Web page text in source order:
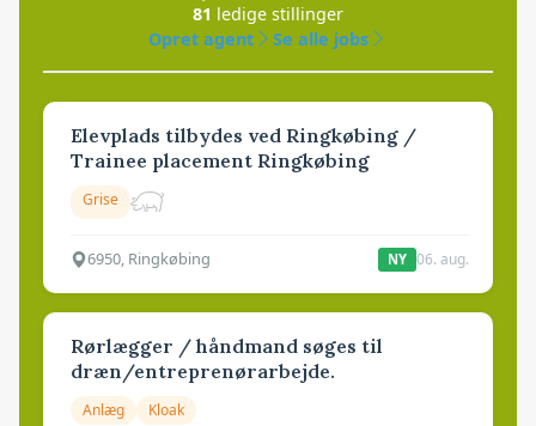
81 ledige stillinger
Opret agent
Se alle jobs
Elevplads tilbydes ved Ringkøbing /
Trainee placement Ringkøbing
Grise
6950, Ringkøbing NY 06. aug.
Rørlægger / håndmand søges til
dræn/entreprenørarbejde.
Anlæg Kloak